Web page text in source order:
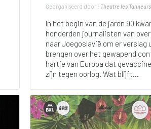
Georganiseerd door : Theatre les Tanneurs
In het begin van de jaren 90
honderden journalisten van
naar Joegoslavië om er verslag
brengen over het gewapend
hartje van Europa dat
zijn tegen oorlog. Wat blijft...